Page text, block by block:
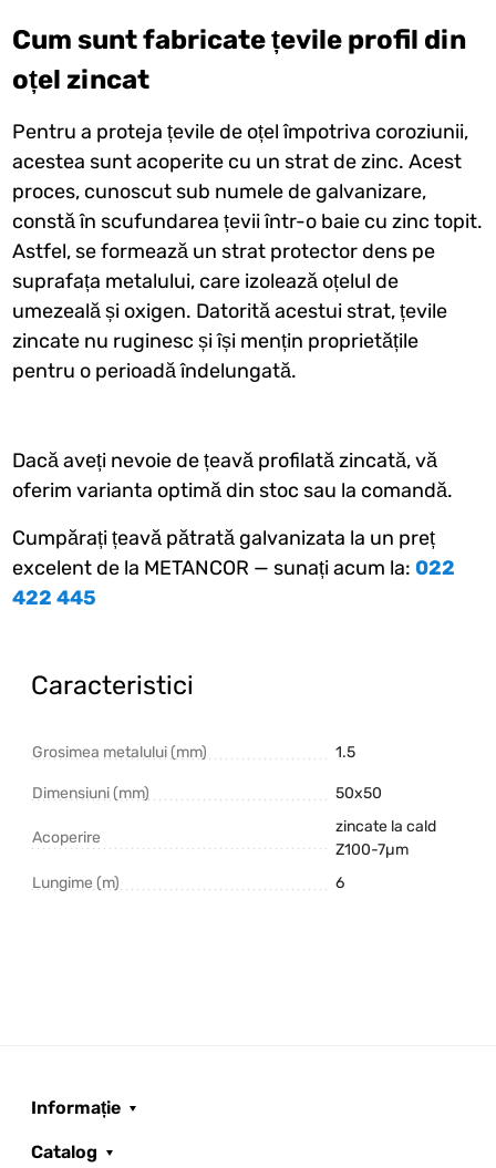
Cum sunt fabricate țevile profil din
oțel zincat
Pentru a proteja țevile de oțel împotriva coroziunii,
acestea sunt acoperite cu un strat de zinc. Acest
proces, cunoscut sub numele de galvanizare,
constă în scufundarea țevii într-o baie cu zinc topit.
Astfel, se formează un strat protector dens pe
suprafața metalului, care izolează oțelul de
umezeală și oxigen. Datorită acestui strat, țevile
zincate nu ruginesc și își mențin proprietățile
pentru o perioadă îndelungată.
Dacă aveți nevoie de țeavă profilată zincată, vă
oferim varianta optimă din stoc sau la comandă.
Cumpărați țeavă pătrată galvanizata la un preț
excelent de la METANCOR — sunați acum la: 022
422 445
Caracteristici
Grosimea metalului (mm) 1.5
Dimensiuni (mm) 50x50
Acoperire
zincate la cald
Z100-7µm
Lungime (m)
6
Informație
Catalog